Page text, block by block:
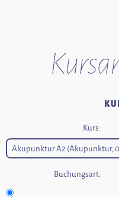
Kurs:
Buchungsart: